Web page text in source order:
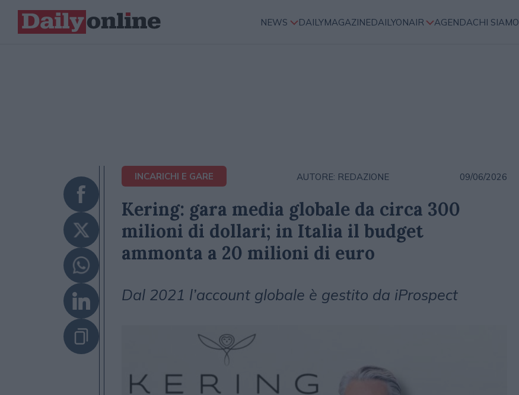
NEWS DAILYMAGAZINEDAILYONAIR AGENDACHI SIAMO
INCARICHI E GARE AUTORE: REDAZIONE 09/06/2026
Kering: gara media globale da circa 300
milioni di dollari; in Italia il budget
ammonta a 20 milioni di euro
Dal 2021 l’account globale è gestito da iProspect